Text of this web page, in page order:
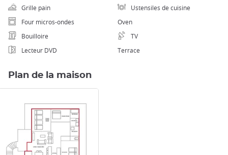
Grille pain
Ustensiles de cuisine
Four micros-ondes
Oven
Bouilloire
TV
Lecteur DVD
Terrace
Plan de la maison